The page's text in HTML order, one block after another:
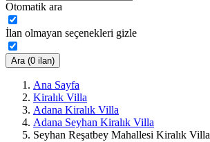
Otomatik ara
İlan olmayan seçenekleri gizle
Ara (0 ilan)
Ana Sayfa
Kiralık Villa
Adana Kiralık Villa
Adana Seyhan Kiralık Villa
Seyhan Reşatbey Mahallesi Kiralık Villa